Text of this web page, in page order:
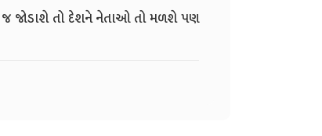
જ જોડાશે તો દેશને નેતાઓ તો મળશે પણ